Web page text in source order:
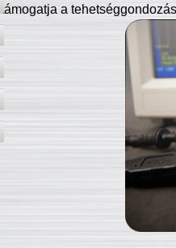
támogatja a